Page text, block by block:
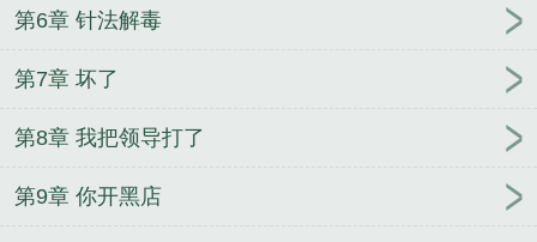
第6章 针法解毒
第7章 坏了
第8章 我把领导打了
第9章 你开黑店